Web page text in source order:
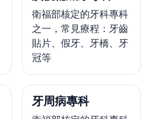
衛福部核定的牙科專科
之一，常見療程：牙齒
貼片、假牙、牙橋、牙
冠等
牙周病專科